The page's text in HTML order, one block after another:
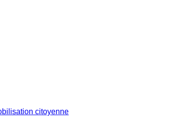
citoyenne